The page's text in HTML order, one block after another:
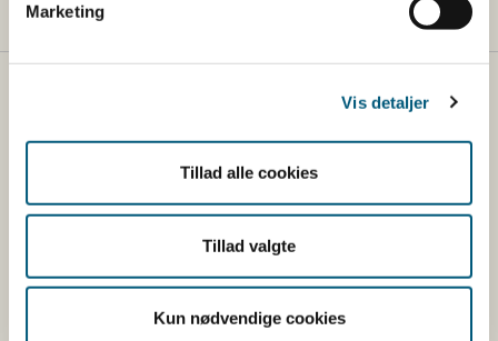
Marketing
Vis detaljer
Tillad alle cookies
Tillad valgte
Kun nødvendige cookies
Fødevarestyrelsen er en styrelse under
Erhvervsministeriet. Styrelsen arbejder med hele
fødevarekæden fra jord til bord med fokus på
officielle Kostråd og smileykontroller, som du kender
fra cafeer, restauranter og supermarkeder.